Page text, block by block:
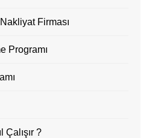
Firması
Programı
Çalışır ?